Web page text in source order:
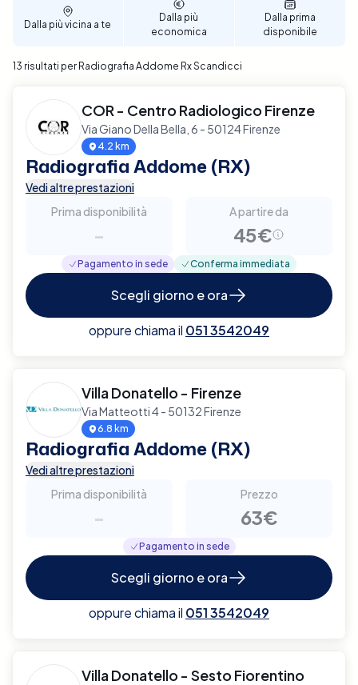
dell'Addome (RX) a Scandicci con Elty e affronta le
tue necessità diagnostiche con efficienza e
Dalla più vicina a te
Dalla più
economica
Dalla prima
disponibile
13 risultati per Radiografia Addome Rx Scandicci
COR - Centro Radiologico Firenze
Via Giano Della Bella, 6 - 50124 Firenze
4.2 km
Radiografia Addome (RX)
Vedi altre prestazioni
Prima disponibilità
-
A partire da
45€
Pagamento in sede Conferma immediata
Scegli giorno e ora
oppure chiama il 051 3542049
Villa Donatello - Firenze
Via Matteotti 4 - 50132 Firenze
6.8 km
Radiografia Addome (RX)
Vedi altre prestazioni
Prima disponibilità
-
Prezzo
63€
Pagamento in sede
Scegli giorno e ora
oppure chiama il 051 3542049
Villa Donatello - Sesto Fiorentino